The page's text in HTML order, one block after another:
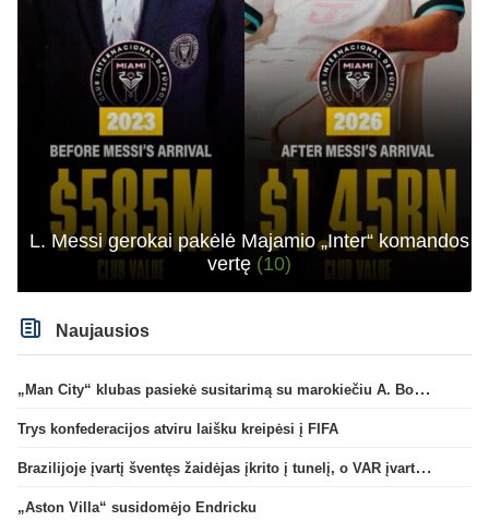
L. Messi gerokai pakėlė Majamio „Inter“ komandos
vertę (10)
Naujausios
„Man City“ klubas pasiekė susitarimą su marokiečiu A. Bouaddi
Trys konfederacijos atviru laišku kreipėsi į FIFA
Brazilijoje įvartį šventęs žaidėjas įkrito į tunelį, o VAR įvartį atšaukė
„Aston Villa“ susidomėjo Endricku